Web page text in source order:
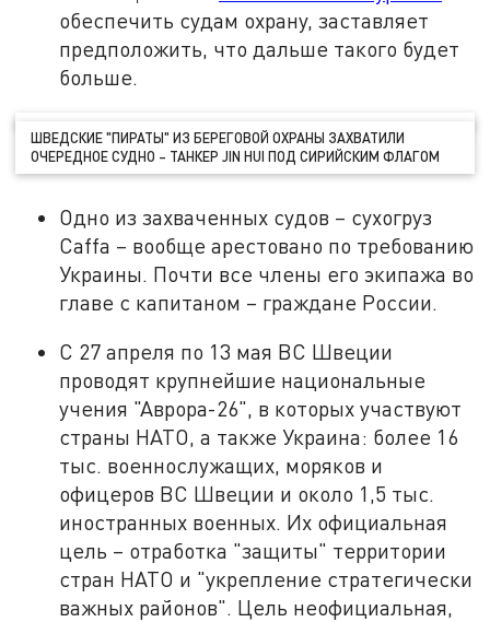
обеспечить судам охрану, заставляет
предположить, что дальше такого будет
больше.
ШВЕДСКИЕ "ПИРАТЫ" ИЗ БЕРЕГОВОЙ ОХРАНЫ ЗАХВАТИЛИ
ОЧЕРЕДНОЕ СУДНО – ТАНКЕР JIN HUI ПОД СИРИЙСКИМ ФЛАГОМ
Одно из захваченных судов – сухогруз
Caffa – вообще арестовано по требованию
Украины. Почти все члены его экипажа во
главе с капитаном – граждане России.
С 27 апреля по 13 мая ВС Швеции
проводят крупнейшие национальные
учения "Аврора-26", в которых участвуют
страны НАТО, а также Украина: более 16
тыс. военнослужащих, моряков и
офицеров ВС Швеции и около 1,5 тыс.
иностранных военных. Их официальная
цель – отработка "защиты" территории
стран НАТО и "укрепление стратегически
важных районов". Цель неофициальная,